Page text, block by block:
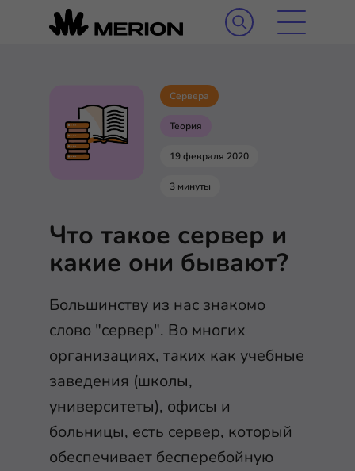
Сервера
Теория
19 февраля 2020
3 минуты
Что такое сервер и
какие они бывают?
Большинству из нас знакомо
слово "сервер". Во многих
организациях, таких как учебные
заведения (школы,
университеты), офисы и
больницы, есть сервер, который
обеспечивает бесперебойную